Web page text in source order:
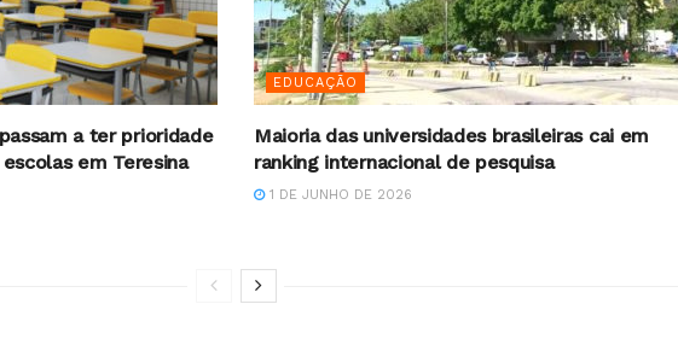
a ter prioridade
em Teresina
EDUCAÇÃO
Maioria das universidades brasileiras cai em
ranking internacional de pesquisa
1 DE JUNHO DE 2026